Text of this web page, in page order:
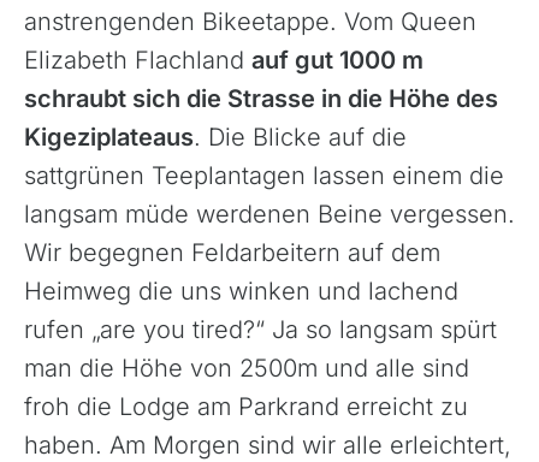
anstrengenden Bikeetappe. Vom Queen
Elizabeth Flachland auf gut 1000 m
schraubt sich die Strasse in die Höhe des
Kigeziplateaus. Die Blicke auf die
sattgrünen Teeplantagen lassen einem die
langsam müde werdenen Beine vergessen.
Wir begegnen Feldarbeitern auf dem
Heimweg die uns winken und lachend
rufen „are you tired?“ Ja so langsam spürt
man die Höhe von 2500m und alle sind
froh die Lodge am Parkrand erreicht zu
haben. Am Morgen sind wir alle erleichtert,